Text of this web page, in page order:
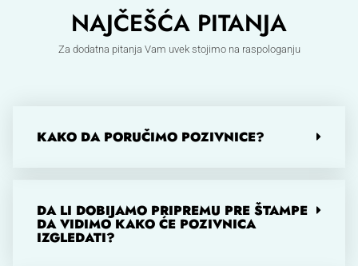
NAJČEŠĆA PITANJA
Za dodatna pitanja Vam uvek stojimo na raspologanju
KAKO DA PORUČIMO POZIVNICE?
DA LI DOBIJAMO PRIPREMU PRE ŠTAMPE
DA VIDIMO KAKO ĆE POZIVNICA
IZGLEDATI?